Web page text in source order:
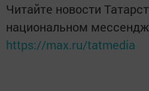
Читайте новости
национальном
https://max.ru/tatmedia